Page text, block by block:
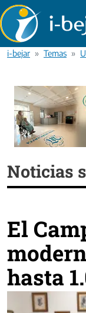
Pasar al contenido
i-bejar Temas
Noticias
El
hasta